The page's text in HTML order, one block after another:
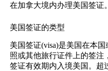
在加拿大境内办理美国签证。
美国签证的类型
美国签证(visa)是美国在本
照或其他旅行证件上的签注
签证有效期内入境美国。超